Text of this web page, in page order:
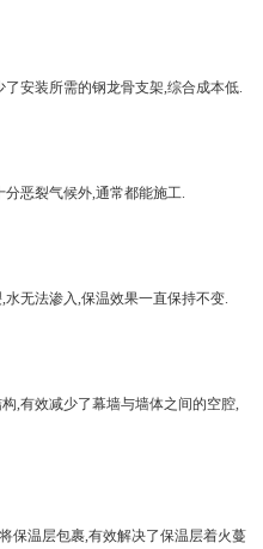
安装所需的钢龙骨支架,综合成本低.
恶裂气候外,通常都能施工.
无法渗入,保温效果一直保持不变.
,有效减少了幕墙与墙体之间的空腔,
保温层包裹,有效解决了保温层着火蔓